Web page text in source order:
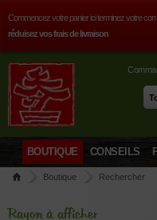
Commencez votre panier ici terminez votre
réduisez vos frais de livraison
BOUTIQUE CONSEILS
Boutique Rechercher
Rayon à afficher